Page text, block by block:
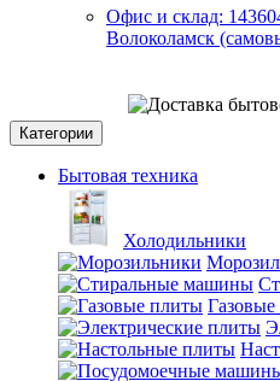
Офис и склад:
Волоколамск
Категории
Бытовая техника
Холодильники